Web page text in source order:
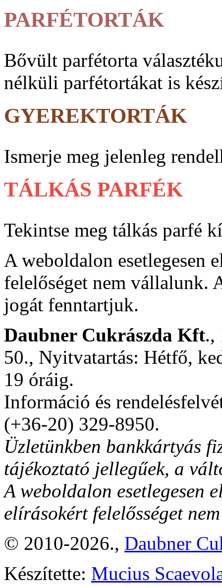
PARFÉTORTÁK
Bővült parfé­torta
nélküli parfé­tortákat is
GYEREKTORTÁK
Ismerje meg jelenleg
TÁLKÁS PARFÉK
Tekintse meg tálkás parfé
A weboldalon esetlegesen
felelőséget nem vállalunk.
jogát fenntartjuk.
Daubner Cukrászda Kft.,
50., Nyitvatartás: Hétfő,
19 óráig.
Információ és
(+36-20) 329-8950.
Üzletünkben bankkártyás
tájékoztató jellegűek, a
A weboldalon esetlegesen
elírásokért felelősséget
© 2010-2026., Daubner
Készítette: Mucius